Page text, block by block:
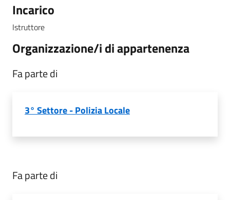
Incarico
Istruttore
Organizzazione/i di appartenenza
Fa parte di
3° Settore - Polizia Locale
Fa parte di